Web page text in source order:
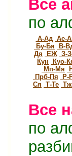
Все
по
А-Ад Ае-
Бу-Бя
В-
Дя
ЕЖ З-
Кун
Куо-
Мп-Мя
Прб-Пя
Р-
Ся Т-Те
Все
по